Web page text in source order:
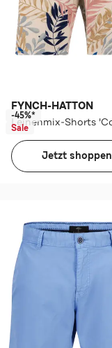
FYNCH-HATTON
-45%*
Sale
Jetzt shoppen